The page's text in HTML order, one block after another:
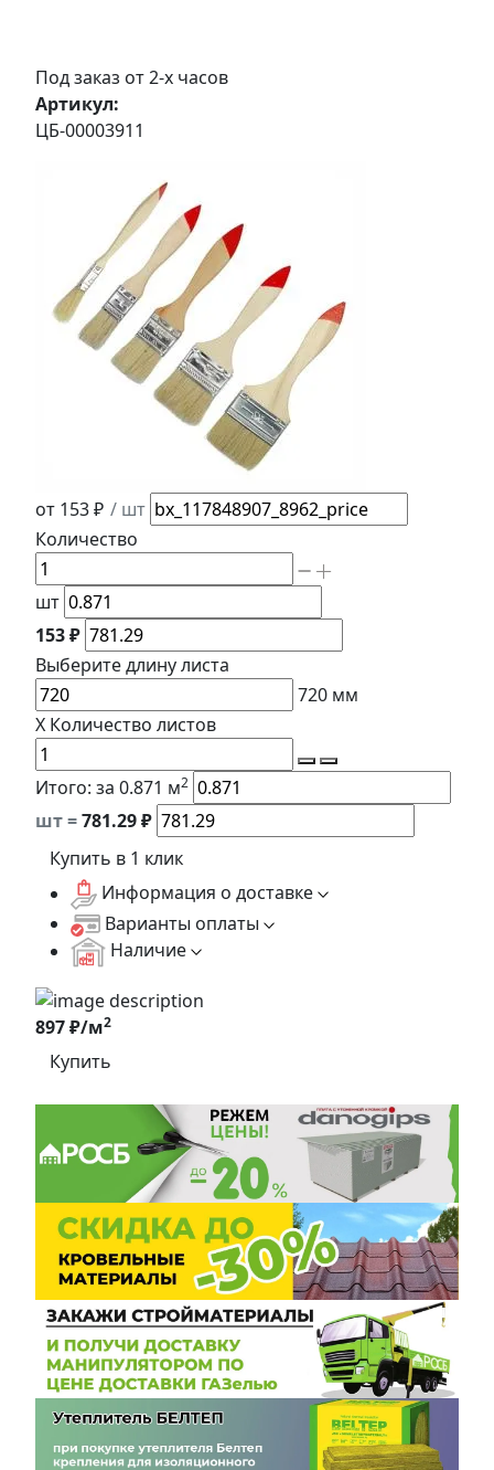
Под заказ от 2-х часов
Артикул:
ЦБ-00003911
от 153 ₽ / шт
Количество
шт
153 ₽
Выберите длинулиста
720 мм
X Количество листов
Итого: за 0.871 м2
шт =781.29₽
Купить в 1 клик
Информация о доставке
Варианты оплаты
Наличие
897 ₽/м2
Купить